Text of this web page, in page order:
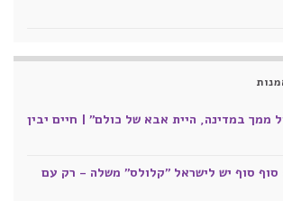
ממך במדינה, היית אבא של כולם" | חיים יבין
סוף סוף יש לישראל "קלולס" משלה - רק עם